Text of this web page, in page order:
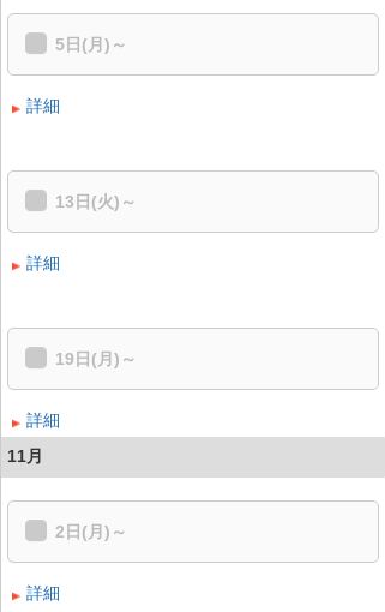
5日(月)～
詳細
13日(火)～
詳細
19日(月)～
詳細
11月
2日(月)～
詳細